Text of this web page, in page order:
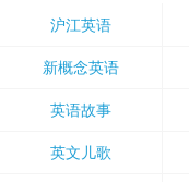
沪江英语
新概念英语
英语故事
英文儿歌